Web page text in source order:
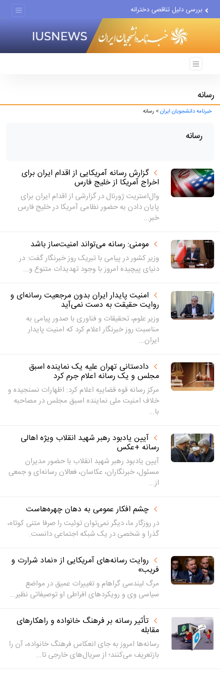
بررسی دلیل تناقصی دخترانه
تغییر ناگهانی روی نیمکت...
رسانه
خبرنامه دانشجویان ایران> رسانه
رسانه
گزارش رسانه آمریکایی از اقدام ایران برای
اخراج آمریکا از خلیج فارس
وال‌استریت ژورنال در گزارشی از اقدام ایران برای
پایان دادن به حضور نظامی آمریکا در خلیج فارس
خبر...
مومنی: رسانه می‌تواند امنیت‌ساز باشد
وزیر کشور در پیامی با تبریک روز خبرنگار گفت: در
دنیای پیچیده امروز با وجود تهدیدات متنوع و...
امنیت پایدار ایران بدون مرجعیت رسانه‌ای و
روایت حقیقت به دست نمی‌آید
وزیر علوم، تحقیقات و فناوری با صدور پیامی به
مناسبت روز خبرنگار اعلام کرد که امنیت پایدار
ایران...
دادستانی تهران علیه یک نماینده اسبق
مجلس و یک رسانه اعلام جرم کرد
مرکز رسانه قوه قضاییه اعلام کرد: اظهارات نسنجیده و
خلاف امنیت ملی نماینده اسبق مجلس در مصاحبه
با...
آیین یادبود رهبر شهید انقلاب ویژه اهالی
رسانه +عکس
آیین یادبود رهبر شهید انقلاب با حضور مدیران
مسئول، خبرنگاران، عکاسان، فعالان رسانه‌ای و جمعی
از...
چشم افکار عمومی به دهان چهره‌هاست
در روزگار ما، دیگر نمی‌توان توئیت را صرفا متنی کوتاه،
گذرا و شخصی در یک شبکه اجتماعی دانست.
روایت رسانه‌های آمریکایی از «نماد شرارت و
فریب»
مرگ لیندسی گراهام و تغییرات عمیق در مواضع
سیاسی وی و رویکردهای افراطی او توصیفاتی نظیر...
تأثیر رسانه بر فرهنگ خانواده و راهکارهای
مقابله
رسانه‌ها امروز به جای انعکاس فرهنگ خانواده، آن را
بازتعریف می‌کنند؛ از سریال‌های خارجی تا...